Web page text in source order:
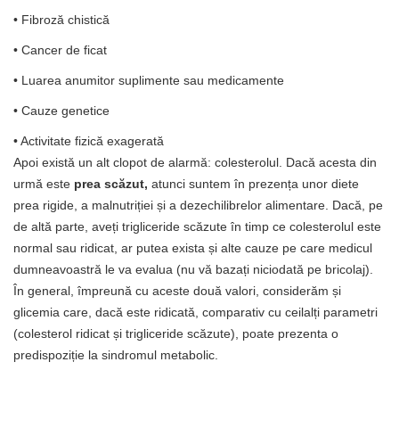
• Fibroză chistică
• Cancer de ficat
• Luarea anumitor suplimente sau medicamente
• Cauze genetice
• Activitate fizică exagerată
Apoi există un alt clopot de alarmă: colesterolul. Dacă acesta din
urmă este prea scăzut, atunci suntem în prezența unor diete
prea rigide, a malnutriției și a dezechilibrelor alimentare. Dacă, pe
de altă parte, aveți trigliceride scăzute în timp ce colesterolul este
normal sau ridicat, ar putea exista și alte cauze pe care medicul
dumneavoastră le va evalua (nu vă bazați niciodată pe bricolaj).
În general, împreună cu aceste două valori, considerăm și
glicemia care, dacă este ridicată, comparativ cu ceilalți parametri
(colesterol ridicat și trigliceride scăzute), poate prezenta o
predispoziție la sindromul metabolic.